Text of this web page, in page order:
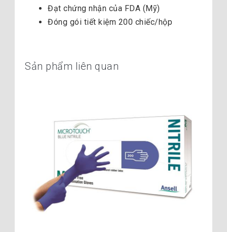
Đạt chứng nhận của FDA (Mỹ)
Đóng gói tiết kiệm 200 chiếc/hộp
Sản phẩm liên quan